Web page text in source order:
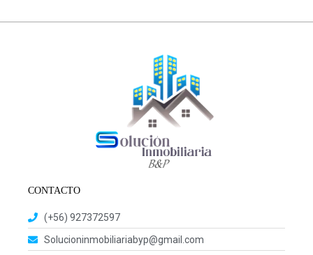
CONTACTO
(+56) 927372597
Solucioninmobiliariabyp@gmail.com